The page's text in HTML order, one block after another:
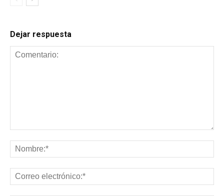
Dejar respuesta